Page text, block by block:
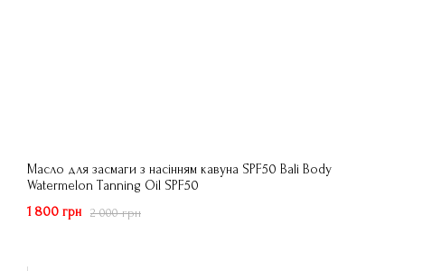
Масло для засмаги з насінням кавуна SPF50 Bali Body
Watermelon Tanning Oil SPF50
2 000 грн
1 800 грн